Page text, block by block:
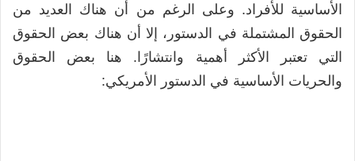
الأساسية للأفراد. وعلى الرغم من أن هناك العديد من
الحقوق المشتملة في الدستور، إلا أن هناك بعض الحقوق
التي تعتبر الأكثر أهمية وانتشارًا. هنا بعض الحقوق
والحريات الأساسية في الدستور الأمريكي: